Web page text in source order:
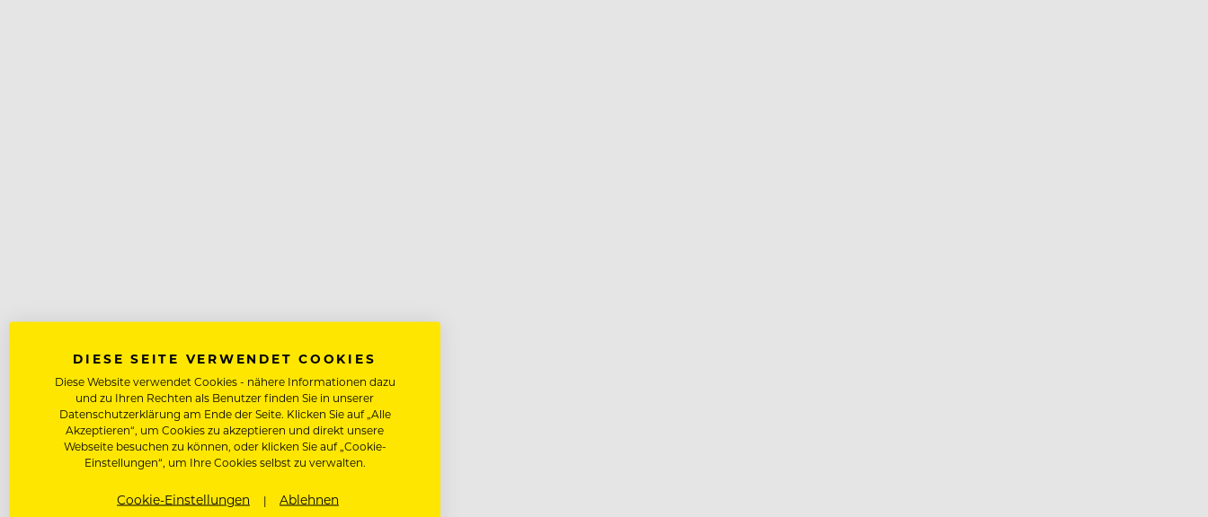
DIESE SEITE VERWENDET COOKIES
Diese Website verwendet Cookies - nähere Informationen dazu
und zu Ihren Rechten als Benutzer finden Sie in unserer
Datenschutzerklärung am Ende der Seite. Klicken Sie auf „Alle
Akzeptieren“, um Cookies zu akzeptieren und direkt unsere
Webseite besuchen zu können, oder klicken Sie auf „Cookie-
Einstellungen“, um Ihre Cookies selbst zu verwalten.
Cookie-Einstellungen Ablehnen